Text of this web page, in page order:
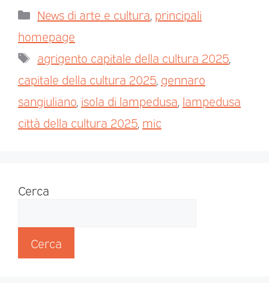
News di arte e cultura principali
homepage
agrigento capitale della cultura 2025
capitale della cultura 2025 gennaro
sangiuliano isola di lampedusa lampedusa
città della cultura 2025 mic
Cerca
Cerca